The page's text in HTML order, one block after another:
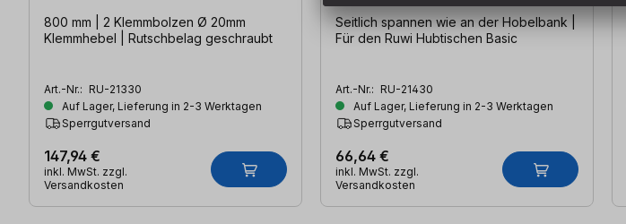
800 mm | 2 Klemmbolzen Ø 20mm
Klemmhebel | Rutschbelag geschraubt
Art.-Nr.: RU-21330
Auf Lager, Lieferung in 2-3 Werktagen
Sperrgutversand
147,94 €
inkl. MwSt. zzgl.
Versandkosten
Seitlich spannen wie an der Hobelbank |
Für den Ruwi Hubtischen Basic
Art.-Nr.: RU-21430
Auf Lager, Lieferung in 2-3 Werktagen
Sperrgutversand
66,64 €
inkl. MwSt. zzgl.
Versandkosten